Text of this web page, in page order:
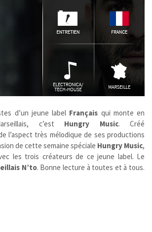
d’un jeune label Français qui monte en
c’est Hungry Music. Créé
l’aspect très mélodique de ses productions
de cette semaine spéciale Hungry Music,
les trois créateurs de ce jeune label. Le
N’to. Bonne lecture à toutes et à tous.